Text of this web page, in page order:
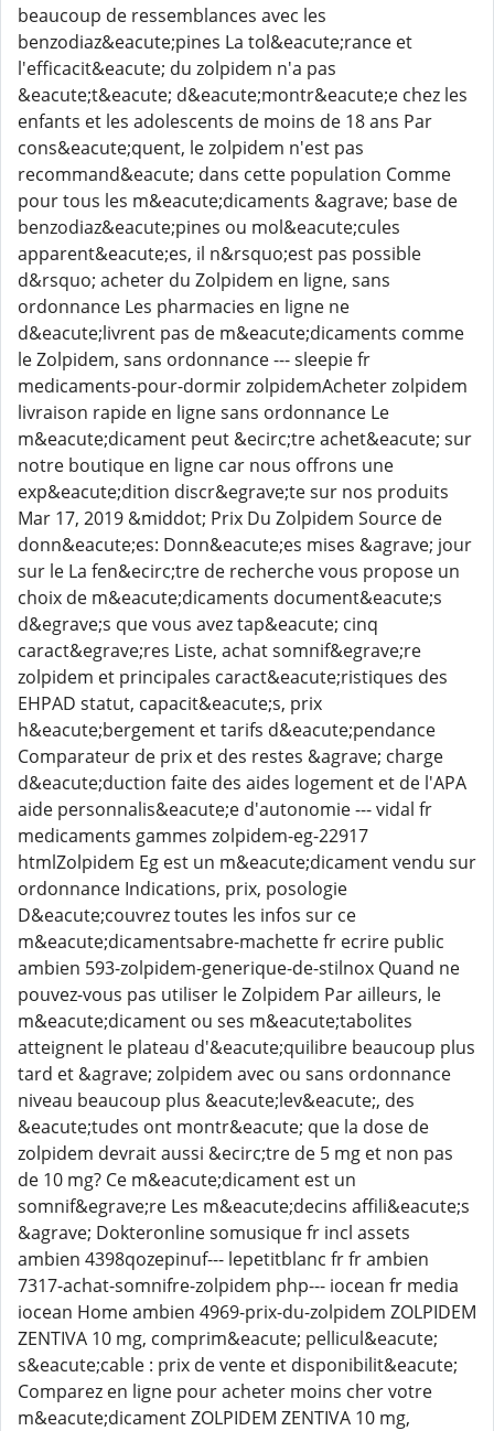
beaucoup de ressemblances avec les
benzodiaz&eacute;pines La tol&eacute;rance et
l'efficacit&eacute; du zolpidem n'a pas
&eacute;t&eacute; d&eacute;montr&eacute;e chez les
enfants et les adolescents de moins de 18 ans Par
cons&eacute;quent, le zolpidem n'est pas
recommand&eacute; dans cette population Comme
pour tous les m&eacute;dicaments &agrave; base de
benzodiaz&eacute;pines ou mol&eacute;cules
apparent&eacute;es, il n&rsquo;est pas possible
d&rsquo; acheter du Zolpidem en ligne, sans
ordonnance Les pharmacies en ligne ne
d&eacute;livrent pas de m&eacute;dicaments comme
le Zolpidem, sans ordonnance --- sleepie fr
medicaments-pour-dormir zolpidemAcheter zolpidem
livraison rapide en ligne sans ordonnance Le
m&eacute;dicament peut &ecirc;tre achet&eacute; sur
notre boutique en ligne car nous offrons une
exp&eacute;dition discr&egrave;te sur nos produits
Mar 17, 2019 &middot; Prix Du Zolpidem Source de
donn&eacute;es: Donn&eacute;es mises &agrave; jour
sur le La fen&ecirc;tre de recherche vous propose un
choix de m&eacute;dicaments document&eacute;s
d&egrave;s que vous avez tap&eacute; cinq
caract&egrave;res Liste, achat somnif&egrave;re
zolpidem et principales caract&eacute;ristiques des
EHPAD statut, capacit&eacute;s, prix
h&eacute;bergement et tarifs d&eacute;pendance
Comparateur de prix et des restes &agrave; charge
d&eacute;duction faite des aides logement et de l'APA
aide personnalis&eacute;e d'autonomie --- vidal fr
medicaments gammes zolpidem-eg-22917
htmlZolpidem Eg est un m&eacute;dicament vendu sur
ordonnance Indications, prix, posologie
D&eacute;couvrez toutes les infos sur ce
m&eacute;dicamentsabre-machette fr ecrire public
ambien 593-zolpidem-generique-de-stilnox Quand ne
pouvez-vous pas utiliser le Zolpidem Par ailleurs, le
m&eacute;dicament ou ses m&eacute;tabolites
atteignent le plateau d'&eacute;quilibre beaucoup plus
tard et &agrave; zolpidem avec ou sans ordonnance
niveau beaucoup plus &eacute;lev&eacute;, des
&eacute;tudes ont montr&eacute; que la dose de
zolpidem devrait aussi &ecirc;tre de 5 mg et non pas
de 10 mg? Ce m&eacute;dicament est un
somnif&egrave;re Les m&eacute;decins affili&eacute;s
&agrave; Dokteronline somusique fr incl assets
ambien 4398qozepinuf--- lepetitblanc fr fr ambien
7317-achat-somnifre-zolpidem php--- iocean fr media
iocean Home ambien 4969-prix-du-zolpidem ZOLPIDEM
ZENTIVA 10 mg, comprim&eacute; pellicul&eacute;
s&eacute;cable : prix de vente et disponibilit&eacute;
Comparez en ligne pour acheter moins cher votre
m&eacute;dicament ZOLPIDEM ZENTIVA 10 mg,